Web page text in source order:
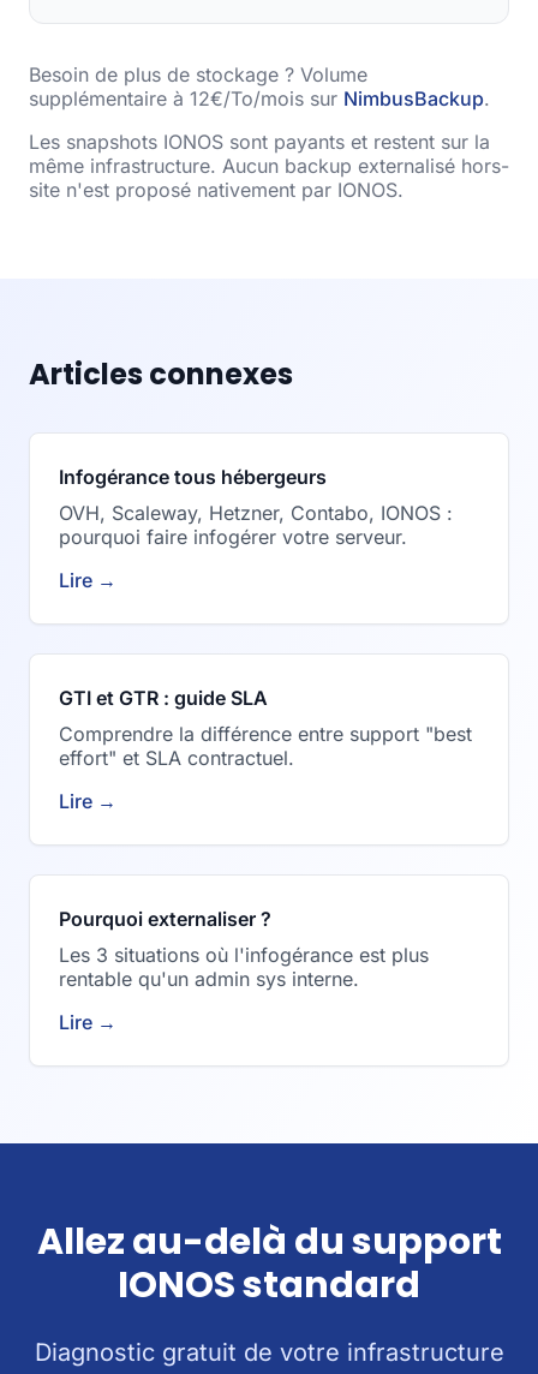
Besoin de plus de stockage ? Volume
supplémentaire à 12€/To/mois sur NimbusBackup.
Les snapshots IONOS sont payants et restent sur la
même infrastructure. Aucun backup externalisé hors-
site n'est proposé nativement par IONOS.
Articles connexes
Infogérance tous hébergeurs
OVH, Scaleway, Hetzner, Contabo, IONOS :
pourquoi faire infogérer votre serveur.
Lire →
GTI et GTR : guide SLA
Comprendre la différence entre support "best
effort" et SLA contractuel.
Lire →
Pourquoi externaliser ?
Les 3 situations où l'infogérance est plus
rentable qu'un admin sys interne.
Lire →
Allez au-delà du support
IONOS standard
Diagnostic gratuit de votre infrastructure